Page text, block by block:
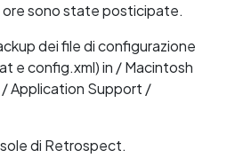
sono state posticipate.
dei file di configurazione
e config.xml) in / Macintosh
/ Application Support /
di Retrospect.